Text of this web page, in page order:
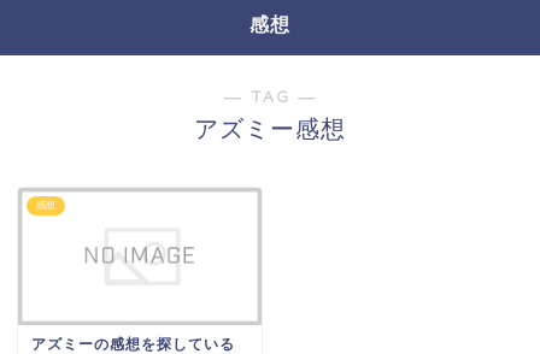
感想
― TAG ―
アズミー感想
感想
アズミーの感想を探している